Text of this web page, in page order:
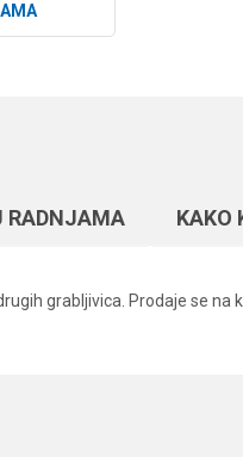
RADNJAMA KAKO
grabljivica. Prodaje se na